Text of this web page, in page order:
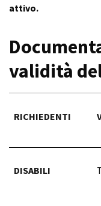
attivo.
validità
RICHIEDENTI
DISABILI